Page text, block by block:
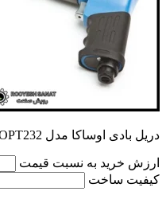
دریل بادی اوساکا مدل OPT232
ارزش خرید به نسبت قیمت
کیفیت ساخت